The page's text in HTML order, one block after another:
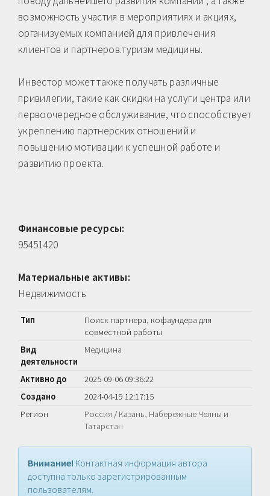
возможность участия в мероприятиях и акциях,
организуемых компанией для привлечения
клиентов и партнеров.туризм медицины.
Инвестор может также получать различные
привилегии, такие как скидки на услуги центра или
первоочередное обслуживание, что способствует
укреплению партнерских отношений и
повышению мотивации к успешной работе и
развитию проекта.
Финансовые ресурсы:
95451420
Материальные активы:
Недвижимость
Тип
Поиск партнера, кофаундера для
совместной работы
Вид
деятельности
Медицина
Активно до
2025-09-06 09:36:22
Создано
2024-04-19 12:17:15
Регион
Россия / Казань, Набережные Челны и
Татарстан
Внимание! Контактная информация автора
доступна только зарегистрированным
пользователям.